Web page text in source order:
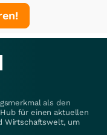
als den
für einen aktuellen
Wirtschaftswelt, um